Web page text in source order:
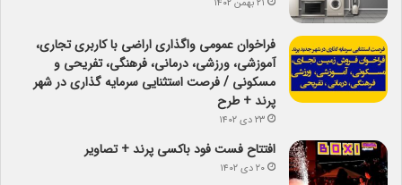
۲۱ بهمن ۱۴۰۲
فراخوان عمومی واگذاری اراضی با کاربری تجاری،
آموزشی، ورزشی، درمانی، فرهنگی، تفریحی و
مسکونی / فرصت استثنایی سرمایه گذاری در شهر
پرند + طرح
۲۳ دی ۱۴۰۲
افتتاح فست فود باکسی پرند + تصاویر
۲۰ دی ۱۴۰۲